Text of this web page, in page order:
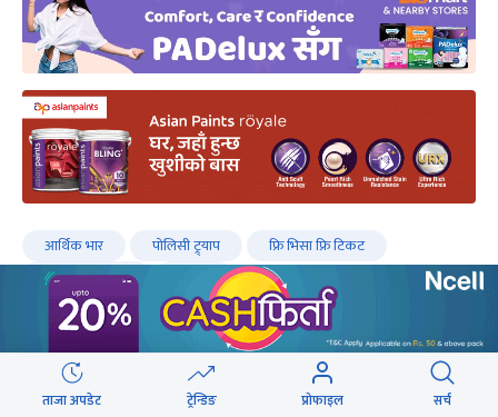
आर्थिक भार पोलिसी ट्र्याप
फ्रि भिसा फ्रि टिकट
वैदेशिक रोगजारी
ताजा अपडेट ट्रेन्डिङ प्रोफाइल सर्च